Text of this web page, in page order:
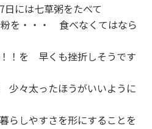
には七草粥をたべて
を・・・ 食べなくてはなら
！を 早くも挫折しそうです
々太ったほうがいいように
らしやすさを形にすることを